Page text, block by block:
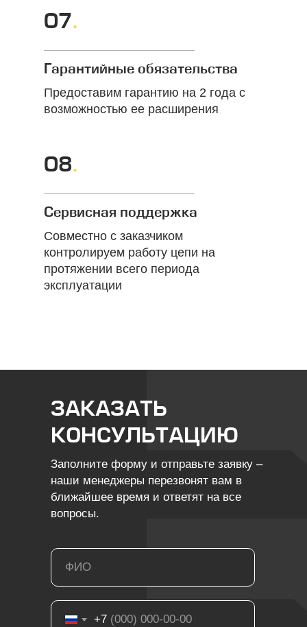
07.
Гарантийные обязательства
Предоставим гарантию на 2 года с
возможностью ее расширения
08.
Сервисная поддержка
Совместно с заказчиком
контролируем работу цепи на
протяжении всего периода
эксплуатации
ЗАКАЗАТЬ
КОНСУЛЬТАЦИЮ
Заполните форму и отправьте заявку –
наши менеджеры перезвонят вам в
ближайшее время и ответят на все
вопросы.
+7